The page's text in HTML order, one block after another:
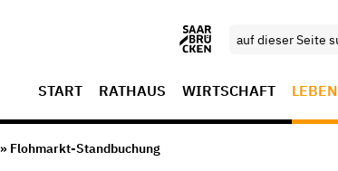
START RATHAUS WIRTSCHAFT LEBEN
» Flohmarkt-Standbuchung